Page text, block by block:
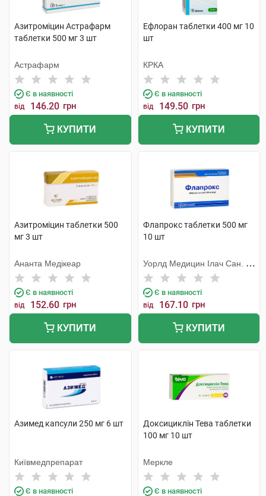
Азитроміцин Астрафарм
таблетки 500 мг 3 шт
Астрафарм
Є в наявності
від 146.20 грн
КУПИТИ
Ефлоран таблетки 400 мг 10
шт
КРКА
Є в наявності
від 149.50 грн
КУПИТИ
Азитроміцин таблетки 500
мг 3 шт
Ананта Медікеар
Є в наявності
від 152.60 грн
КУПИТИ
Флапрокс таблетки 500 мг
10 шт
Уорлд Медицин Ілач Сан. Ве
Тідж
Є в наявності
від 167.10 грн
КУПИТИ
Азимед капсули 250 мг 6 шт
Київмедпрепарат
Є в наявності
Доксициклін Тева таблетки
100 мг 10 шт
Меркле
Є в наявності